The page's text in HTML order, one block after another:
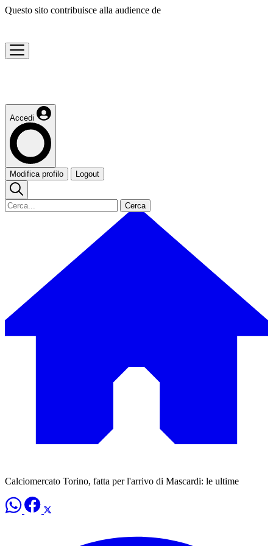
Questo sito contribuisce alla audience de
Accedi
Modifica profilo Logout
Cerca
Calciomercato Torino, fatta per l'arrivo di Mascardi: le ultime